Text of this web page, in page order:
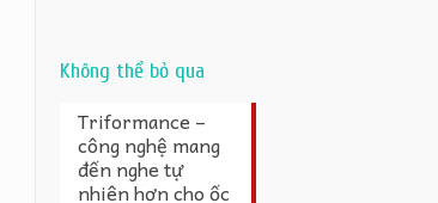
Không thể bỏ qua
Triformance –
công nghệ mang
đến nghe tự
nhiên hơn cho ốc